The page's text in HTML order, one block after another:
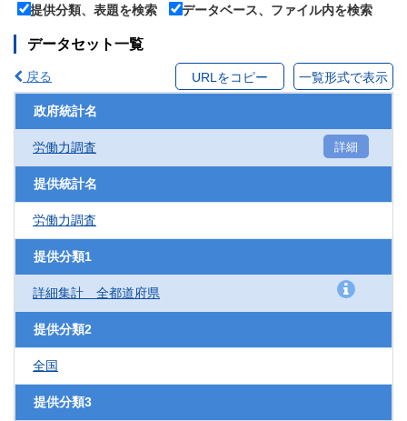
提供分類、表題を検索
データベース、ファイル内を検索
データセット一覧
戻る URLをコピー 一覧形式で表示
政府統計名
労働力調査 詳細
提供統計名
労働力調査
提供分類1
詳細集計 全都道府県
提供分類2
全国
提供分類3